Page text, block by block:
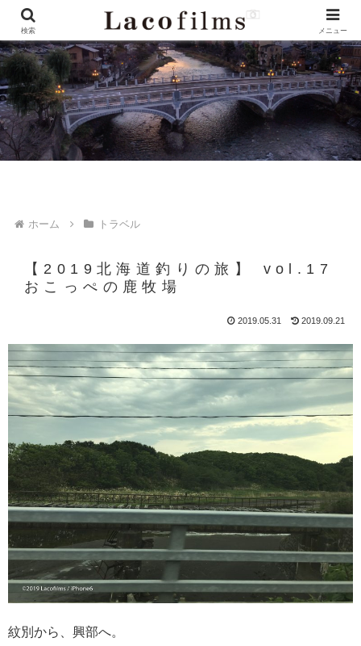
ホーム トラベル
【2019北海道釣りの旅】 vol.17
おこっぺの鹿牧場
2019.05.31 2019.09.21
紋別から、興部へ。
検索 メニュー